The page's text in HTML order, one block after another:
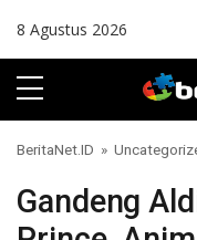
8 Agustus 2026
BeritaNet.ID »
Gandeng